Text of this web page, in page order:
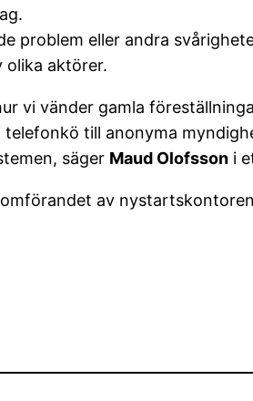
problem eller andra
olika aktörer.
vi vänder gamla
till anonyma
säger Maud Olofsson i
av